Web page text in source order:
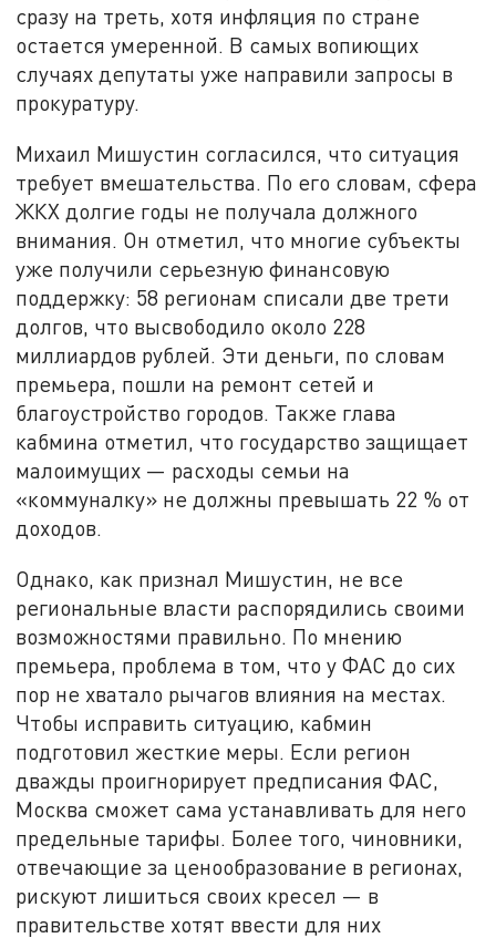
сразу на треть, хотя инфляция по стране
остается умеренной. В самых вопиющих
случаях депутаты уже направили запросы в
прокуратуру.
Михаил Мишустин согласился, что ситуация
требует вмешательства. По его словам, сфера
ЖКХ долгие годы не получала должного
внимания. Он отметил, что многие субъекты
уже получили серьезную финансовую
поддержку: 58 регионам списали две трети
долгов, что высвободило около 228
миллиардов рублей. Эти деньги, по словам
премьера, пошли на ремонт сетей и
благоустройство городов. Также глава
кабмина отметил, что государство защищает
малоимущих — расходы семьи на
«коммуналку» не должны превышать 22 % от
доходов.
Однако, как признал Мишустин, не все
региональные власти распорядились своими
возможностями правильно. По мнению
премьера, проблема в том, что у ФАС до сих
пор не хватало рычагов влияния на местах.
Чтобы исправить ситуацию, кабмин
подготовил жесткие меры. Если регион
дважды проигнорирует предписания ФАС,
Москва сможет сама устанавливать для него
предельные тарифы. Более того, чиновники,
отвечающие за ценообразование в регионах,
рискуют лишиться своих кресел — в
правительстве хотят ввести для них